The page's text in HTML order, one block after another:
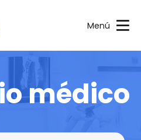
Menú
médico